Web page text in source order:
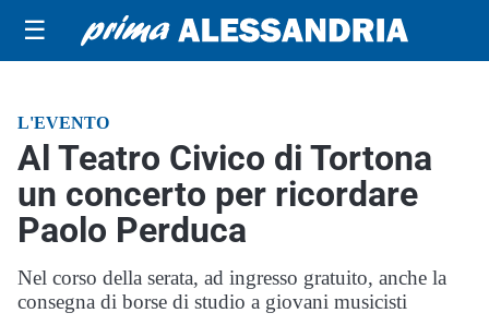
☰
L'EVENTO
Al Teatro Civico di Tortona
un concerto per ricordare
Paolo Perduca
Nel corso della serata, ad ingresso gratuito, anche la
consegna di borse di studio a giovani musicisti